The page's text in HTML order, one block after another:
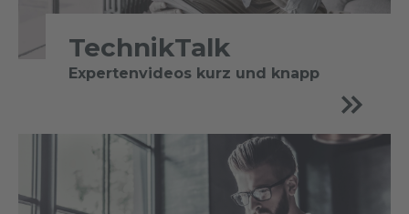
TechnikTalk
Expertenvideos kurz und knapp